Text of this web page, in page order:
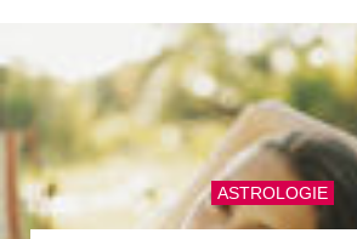
ASTROLOGIE